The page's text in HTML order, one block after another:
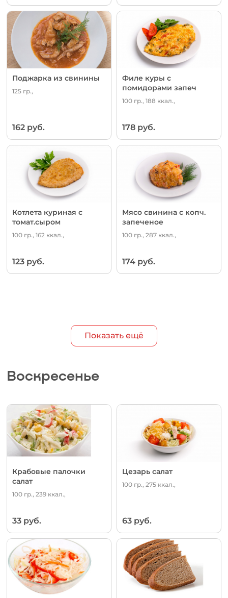
Поджарка из свинины
125 гр.,
162 руб.
Филе куры с
помидорами запеч
100 гр., 188 ккал.,
178 руб.
Котлета куриная с
томат.сыром
100 гр., 162 ккал.,
123 руб.
Мясо свинина с копч.
запеченое
100 гр., 287 ккал.,
174 руб.
Показать ещё
Воскресенье
Крабовые палочки
салат
100 гр., 239 ккал.,
33 руб.
Цезарь салат
100 гр., 275 ккал.,
63 руб.